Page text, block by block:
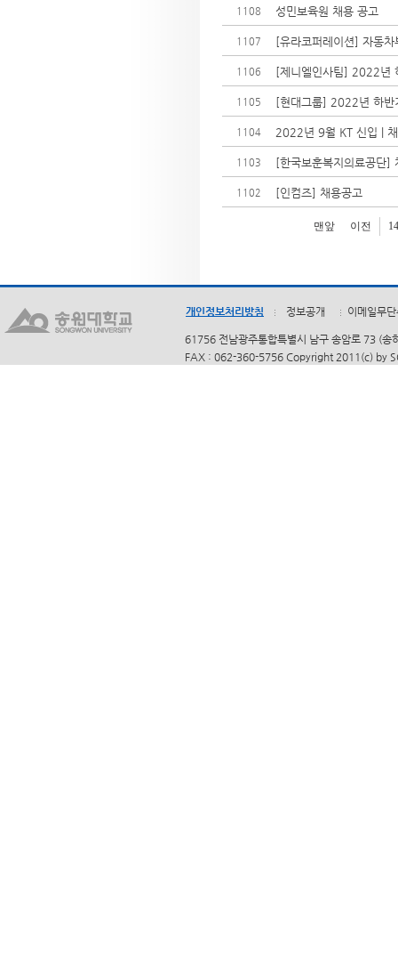
1108 성민보육원 채용 공고
1107 [유라코퍼레이션] 자동
1106 [제니엘인사팀] 2022년
1105 [현대그룹] 2022년 하반
1104 2022년 9월 KT 신입 |
1103 [한국보훈복지의료공단]
1102 [인컴즈] 채용공고
맨앞 이전
개인정보처리방침 정보공개 이메일무
61756 전남광주통합특별시 남구 송암로 73 (
FAX : 062-360-5756 Copyright 2011(c) by